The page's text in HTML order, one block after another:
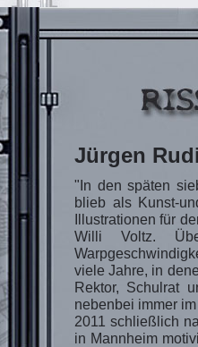
Jürgen
"In den späten
blieb als Kunst-
Illustrationen für
Willi Voltz.
viele Jahre, in
Rektor, Schulrat
nebenbei immer
2011 schließlich
in Mannheim